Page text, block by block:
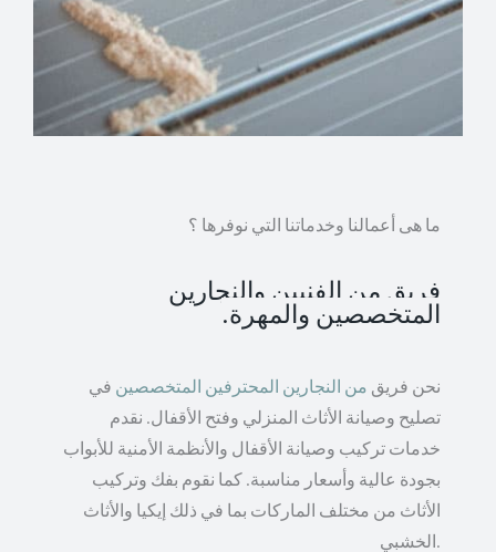
ما هى أعمالنا وخدماتنا التي نوفرها ؟
فريق من الفنيين والنجارين
المتخصصين والمهرة.
نحن فريق من النجارين المحترفين المتخصصين في
تصليح وصيانة الأثاث المنزلي وفتح الأقفال. نقدم
خدمات تركيب وصيانة الأقفال والأنظمة الأمنية للأبواب
بجودة عالية وأسعار مناسبة. كما نقوم بفك وتركيب
الأثاث من مختلف الماركات بما في ذلك إيكيا والأثاث
الخشبي.